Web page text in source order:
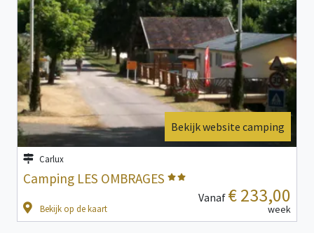
Bekijk website camping
Carlux
Camping LES OMBRAGES
Bekijk op de kaart
Vanaf € 233,00
week